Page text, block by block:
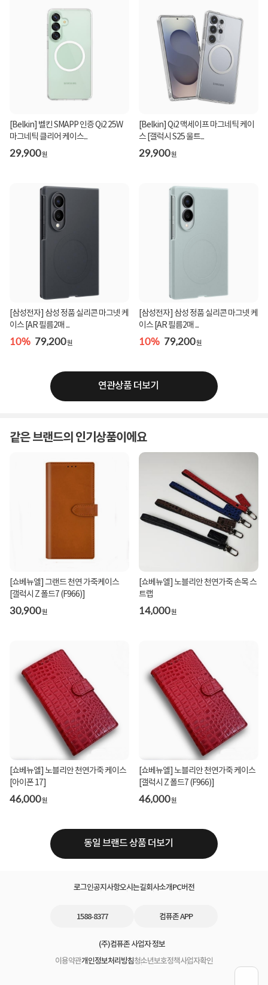
[Belkin] 벨킨 SMAPP 인증 Qi2 25W
마그네틱 클리어 케이스...
29,900원
[Belkin] Qi2 맥세이프 마그네틱 케이
스 [갤럭시 S25 울트...
29,900원
[삼성전자] 삼성 정품 실리콘 마그넷 케
이스 [AR 필름2매 ...
10% 79,200원
[삼성전자] 삼성 정품 실리콘 마그넷 케
이스 [AR 필름2매 ...
10% 79,200원
연관상품 더보기
같은 브랜드의 인기상품이에요
[쇼베뉴엘] 그랜드 천연 가죽케이스
[갤럭시 Z 폴드7 (F966)]
30,900원
[쇼베뉴엘] 노블리안 천연가죽 손목 스
트랩
14,000원
[쇼베뉴엘] 노블리안 천연가죽 케이스
[아이폰 17]
46,000원
[쇼베뉴엘] 노블리안 천연가죽 케이스
[갤럭시 Z 폴드7 (F966)]
46,000원
동일 브랜드 상품 더보기
로그인공지사항오시는길회사소개PC버전
1588-8377 컴퓨존 APP
(주)컴퓨존 사업자 정보
이용약관개인정보처리방침청소년보호정책사업자확인